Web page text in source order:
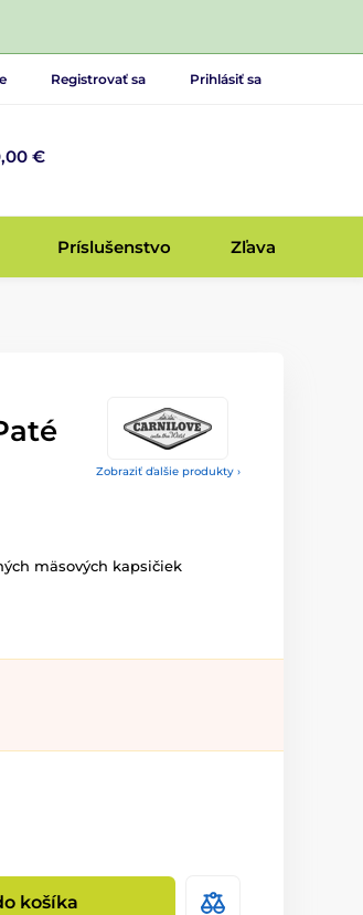
Registrovať sa Prihlásiť sa
€
Príslušenstvo Zľava
Zobraziť ďalšie produkty ›
mäsových kapsičiek
košíka